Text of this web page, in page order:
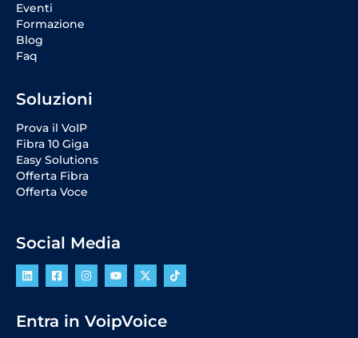
Eventi
Formazione
Blog
Faq
Soluzioni
Prova il VoIP
Fibra 10 Giga
Easy Solutions
Offerta Fibra
Offerta Voce
Social Media
Entra in VoipVoice